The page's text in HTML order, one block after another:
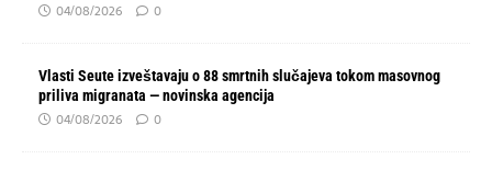
04/08/2026 0
Vlasti Seute izveštavaju o 88 smrtnih slučajeva tokom masovnog
priliva migranata — novinska agencija
04/08/2026 0